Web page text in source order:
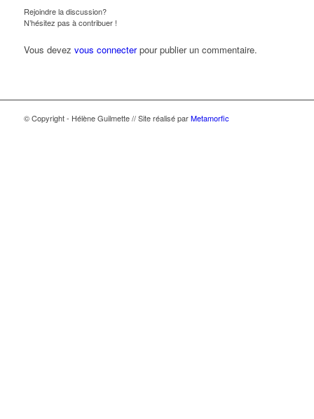
Rejoindre la discussion?
N’hésitez pas à contribuer !
Vous devez vous connecterpour publier un commentaire.
© Copyright - Hélène Guilmette // Site réalisé parMetamorfic